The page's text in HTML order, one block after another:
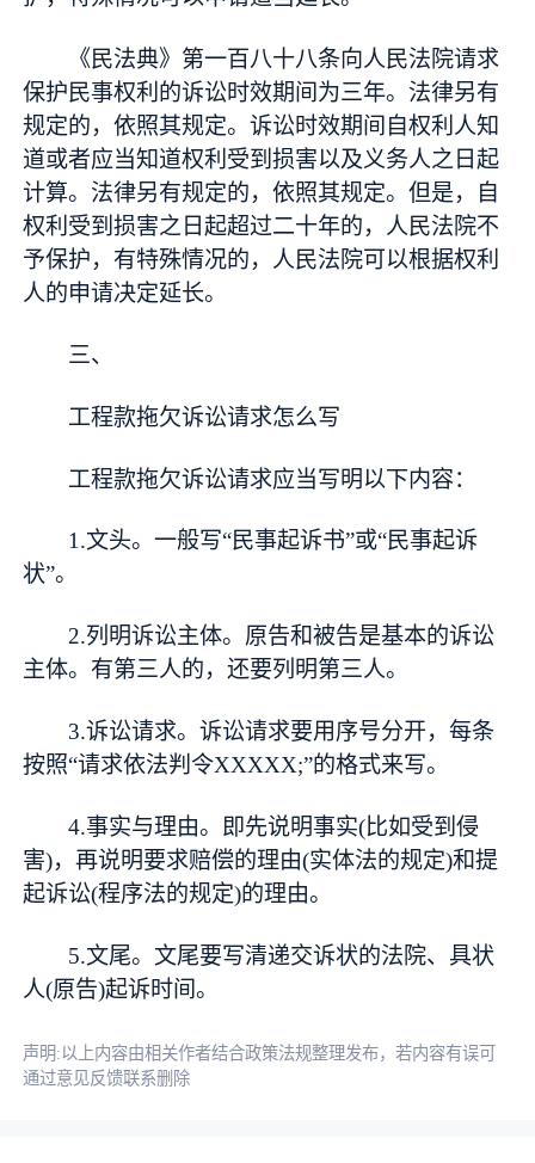
《民法典》第一百八十八条向人民法院请求
保护民事权利的诉讼时效期间为三年。法律另有
规定的，依照其规定。诉讼时效期间自权利人知
道或者应当知道权利受到损害以及义务人之日起
计算。法律另有规定的，依照其规定。但是，自
权利受到损害之日起超过二十年的，人民法院不
予保护，有特殊情况的，人民法院可以根据权利
人的申请决定延长。
三、
工程款拖欠诉讼请求怎么写
工程款拖欠诉讼请求应当写明以下内容：
1.文头。一般写“民事起诉书”或“民事起诉
状”。
2.列明诉讼主体。原告和被告是基本的诉讼
主体。有第三人的，还要列明第三人。
3.诉讼请求。诉讼请求要用序号分开，每条
按照“请求依法判令XXXXX;”的格式来写。
4.事实与理由。即先说明事实(比如受到侵
害)，再说明要求赔偿的理由(实体法的规定)和提
起诉讼(程序法的规定)的理由。
5.文尾。文尾要写清递交诉状的法院、具状
人(原告)起诉时间。
声明:以上内容由相关作者结合政策法规整理发布，若内容有误可
通过意见反馈联系删除